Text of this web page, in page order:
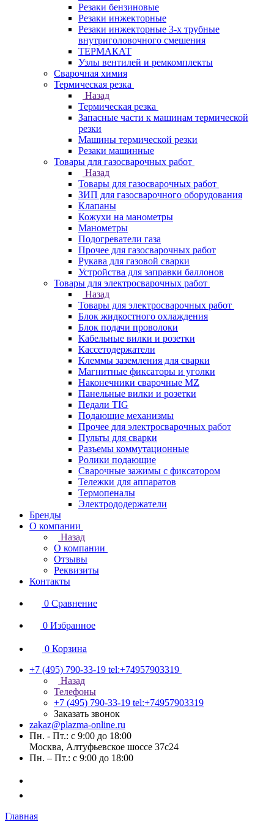
Резаки бензиновые
Резаки инжекторные
Резаки инжекторные 3-х трубные
внутриголовочного смешения
ТЕРМАКАТ
Узлы вентилей и ремкомплекты
Сварочная химия
Термическая резка
Назад
Термическая резка
Запасные части к машинам термической
резки
Машины термической резки
Резаки машинные
Товары для газосварочных работ
Назад
Товары для газосварочных работ
ЗИП для газосварочного оборудования
Клапаны
Кожухи на манометры
Манометры
Подогреватели газа
Прочее для газосварочных работ
Рукава для газовой сварки
Устройства для заправки баллонов
Товары для электросварочных работ
Назад
Товары для электросварочных работ
Блок жидкостного охлаждения
Блок подачи проволоки
Кабельные вилки и розетки
Кассетодержатели
Клеммы заземления для сварки
Магнитные фиксаторы и уголки
Наконечники сварочные MZ
Панельные вилки и розетки
Педали TIG
Подающие механизмы
Прочее для электросварочных работ
Пульты для сварки
Разъемы коммутационные
Ролики подающие
Сварочные зажимы с фиксатором
Тележки для аппаратов
Термопеналы
Электрододержатели
Бренды
О компании
Назад
О компании
Отзывы
Реквизиты
Контакты
0 Сравнение
0 Избранное
0 Корзина
+7 (495) 790-33-19 tel:+74957903319
Назад
Телефоны
+7 (495) 790-33-19 tel:+74957903319
Заказать звонок
zakaz@plazma-online.ru
Пн. - Пт.: с 9:00 до 18:00
Москва, Алтуфьевское шоссе 37с24
Пн. – Пт.: с 9:00 до 18:00
Главная